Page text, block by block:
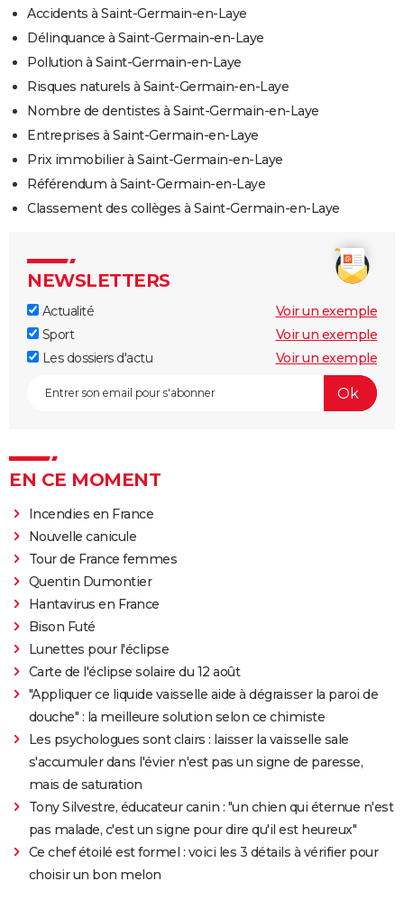
Accidents à Saint-Germain-en-Laye
Délinquance à Saint-Germain-en-Laye
Pollution à Saint-Germain-en-Laye
Risques naturels à Saint-Germain-en-Laye
Nombre de dentistes à Saint-Germain-en-Laye
Entreprises à Saint-Germain-en-Laye
Prix immobilier à Saint-Germain-en-Laye
Référendum à Saint-Germain-en-Laye
Classement des collèges à Saint-Germain-en-Laye
NEWSLETTERS
Actualité
Voir un exemple
Sport
Voir un exemple
Les dossiers d'actu
Voir un exemple
EN CE MOMENT
Incendies en France
Nouvelle canicule
Tour de France femmes
Quentin Dumontier
Hantavirus en France
Bison Futé
Lunettes pour l'éclipse
Carte de l'éclipse solaire du 12 août
"Appliquer ce liquide vaisselle aide à dégraisser la paroi de
douche" : la meilleure solution selon ce chimiste
Les psychologues sont clairs : laisser la vaisselle sale
s'accumuler dans l'évier n'est pas un signe de paresse,
mais de saturation
Tony Silvestre, éducateur canin : "un chien qui éternue n'est
pas malade, c'est un signe pour dire qu'il est heureux"
Ce chef étoilé est formel : voici les 3 détails à vérifier pour
choisir un bon melon